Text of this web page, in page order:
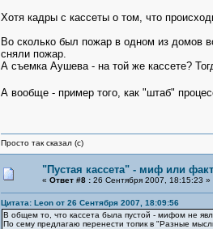
Хотя кадры с кассеты о том, что
Во сколько был пожар в одном из домов
сняли пожар.
А съемка Аушева - на той же кассете?
А вообще - пример того, как "штаб"
Просто так сказал (с)
"Пустая кассета" - миф или
« Ответ #8 :26 Сентября 2007, 18:15:23 »
Цитата: Leon от 26 Сентября 2007, 18:09:56
В общем то, что кассета была пустой - мифом не
По сему предлагаю перенести топик в "Разные